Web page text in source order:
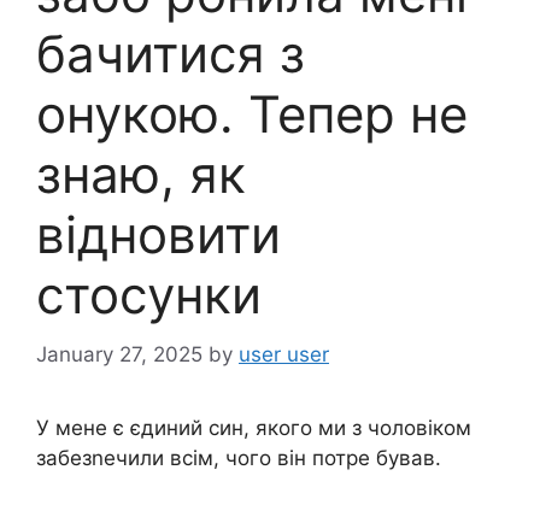
бачитися з
онукою. Тепер не
знаю, як
відновити
стосунки
January 27, 2025 by user user
У мене є єдиний син, якого ми з чоловіком
забезnечили всім, чого він потре бував.